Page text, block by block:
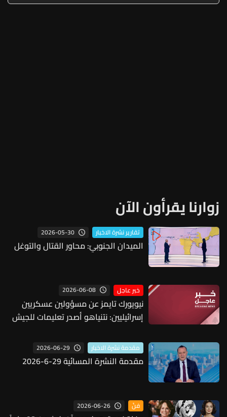
زوارنا يقرأون الآن
تقارير نشرة الاخبار 2026-05-30
الميدان الجنوبيّ: محاور القتال والتوغل
خبر عاجل 2026-06-08
نيويورك تايمز عن مسؤولين عسكريين
إسرائيليين: نتنياهو أصدر تعليمات للجيش
إيران
مقدمة نشرة الاخبار 2026-06-29
مقدمة النشرة المسائية 29-6-2026
فنّ 2026-06-26